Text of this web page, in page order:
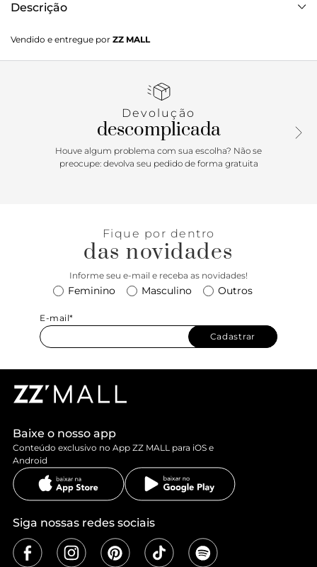
Descrição
temporada, trazendo um visual sofisticado e superatual
nessa versão míni. A textura matelassê combinada ao
elegância e um toque sexy irresistível a esta bolsa azul-
zíper, ela é perfeita para levar seus itens essenciais. Aposte!
Comprimento da alça: 45 cm
Vendido e entregue por ZZ MALL
Devolução
descomplicada
Houve algum problema com sua escolha? Não se
preocupe: devolva seu pedido de forma gratuita
Fique por dentro
das novidades
Informe seu e-mail e receba as novidades!
Feminino Masculino Outros
E-mail*
Cadastrar
Baixe o nosso app
Conteúdo exclusivo no App ZZ MALL para iOS e
Android
Siga nossas redes sociais